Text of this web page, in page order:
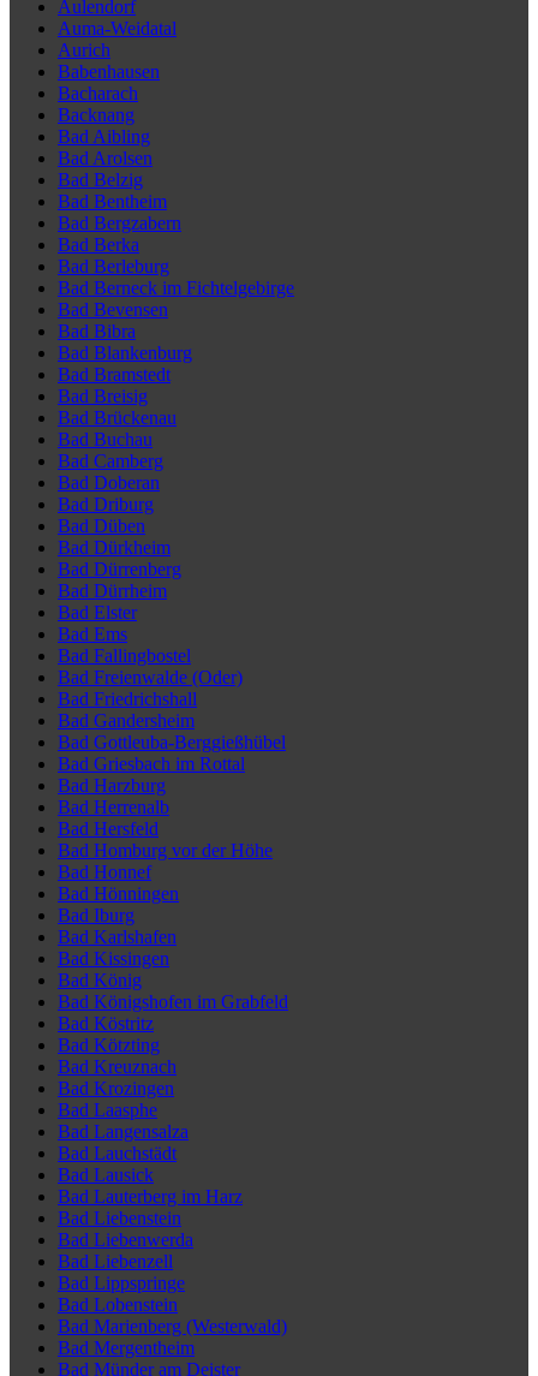
Aulendorf
Auma-Weidatal
Aurich
Babenhausen
Bacharach
Backnang
Bad Aibling
Bad Arolsen
Bad Belzig
Bad Bentheim
Bad Bergzabern
Bad Berka
Bad Berleburg
Bad Berneck im Fichtelgebirge
Bad Bevensen
Bad Bibra
Bad Blankenburg
Bad Bramstedt
Bad Breisig
Bad Brückenau
Bad Buchau
Bad Camberg
Bad Doberan
Bad Driburg
Bad Düben
Bad Dürkheim
Bad Dürrenberg
Bad Dürrheim
Bad Elster
Bad Ems
Bad Fallingbostel
Bad Freienwalde (Oder)
Bad Friedrichshall
Bad Gandersheim
Bad Gottleuba-Berggießhübel
Bad Griesbach im Rottal
Bad Harzburg
Bad Herrenalb
Bad Hersfeld
Bad Homburg vor der Höhe
Bad Honnef
Bad Hönningen
Bad Iburg
Bad Karlshafen
Bad Kissingen
Bad König
Bad Königshofen im Grabfeld
Bad Köstritz
Bad Kötzting
Bad Kreuznach
Bad Krozingen
Bad Laasphe
Bad Langensalza
Bad Lauchstädt
Bad Lausick
Bad Lauterberg im Harz
Bad Liebenstein
Bad Liebenwerda
Bad Liebenzell
Bad Lippspringe
Bad Lobenstein
Bad Marienberg (Westerwald)
Bad Mergentheim
Bad Münder am Deister